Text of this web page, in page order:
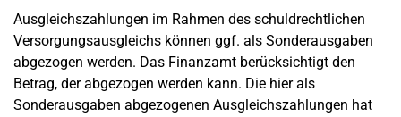
Ausgleichszahlungen im Rahmen des schuldrechtlichen
Versorgungsausgleichs können ggf. als Sonderausgaben
abgezogen werden. Das Finanzamt berücksichtigt den
Betrag, der abgezogen werden kann. Die hier als
Sonderausgaben abgezogenen Ausgleichszahlungen hat